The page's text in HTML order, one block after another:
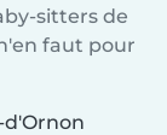
sitters de
faut pour
d'Ornon